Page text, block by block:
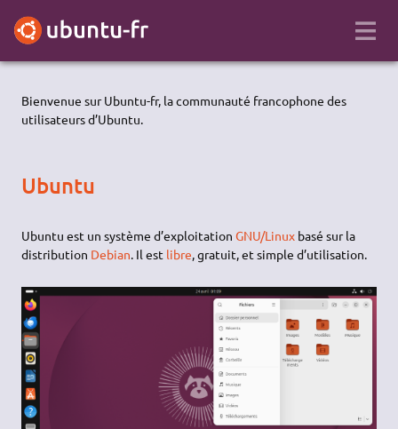
Bienvenue sur Ubuntu-fr, la communauté francophone des
utilisateurs d’Ubuntu.
Ubuntu
Ubuntu est un système d’exploitationGNU/Linux basé sur la
distribution Debian. Il est libre, gratuit, et simple d’utilisation.